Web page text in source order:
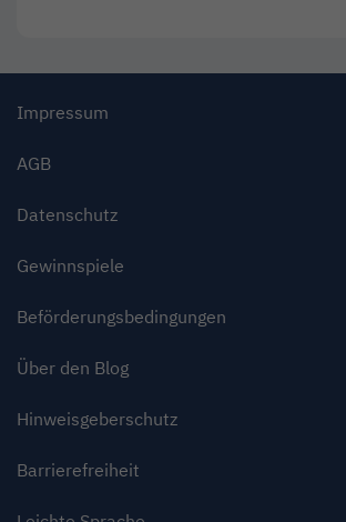
Impressum
AGB
Datenschutz
Gewinnspiele
Beförderungsbedingungen
Über den Blog
Hinweisgeberschutz
Barrierefreiheit